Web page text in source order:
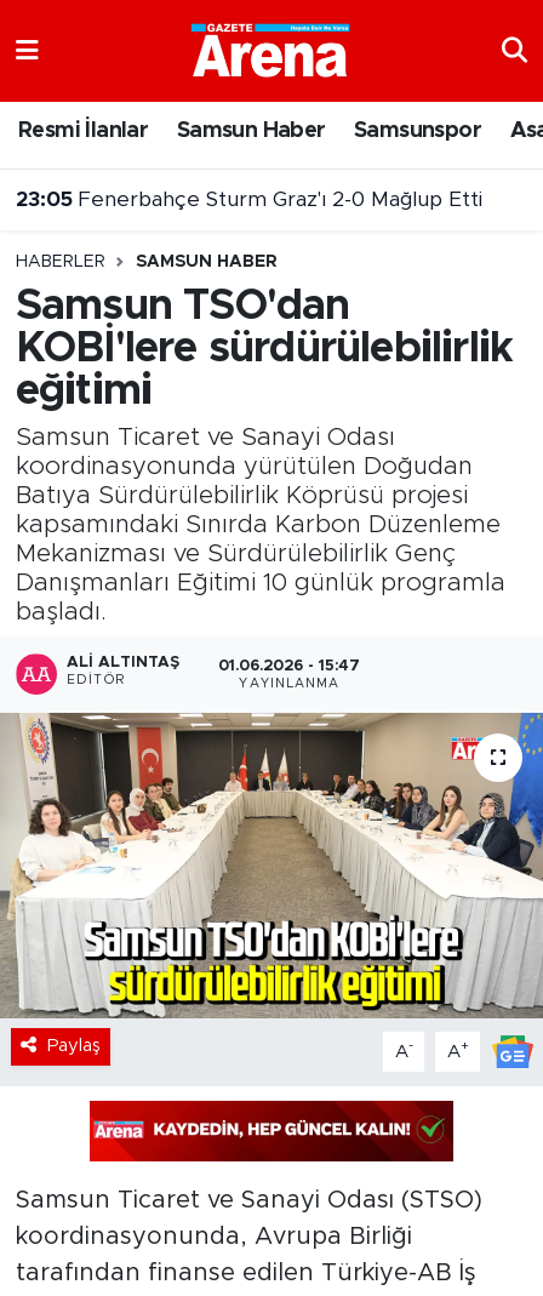
Resmi İlanlar Samsun Haber Samsunspor
23:05 Fenerbahçe Sturm Graz'ı 2-0 Mağlup Etti
HABERLER SAMSUN HABER
Samsun TSO'dan
KOBİ'lere sürdürülebilirlik
eğitimi
Samsun Ticaret ve Sanayi Odası
koordinasyonunda yürütülen Doğudan
Batıya Sürdürülebilirlik Köprüsü projesi
kapsamındaki Sınırda Karbon Düzenleme
Mekanizması ve Sürdürülebilirlik Genç
Danışmanları Eğitimi 10 günlük programla
başladı.
ALI ALTINTAŞ
EDITÖR
01.06.2026 - 15:47
YAYINLANMA
Paylaş A- A+
Samsun Ticaret ve Sanayi Odası (STSO)
koordinasyonunda, Avrupa Birliği
tarafından finanse edilen Türkiye-AB İş
Samsun Namaz Vakitleri
Süper Lig Puan Durumu ve Fikstür
Tüm Manşetler
Son Dakika Haberleri
Haber Arşivi